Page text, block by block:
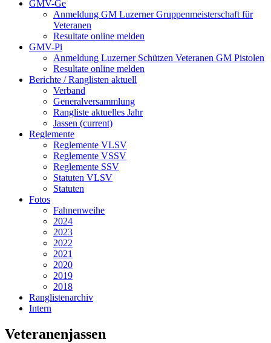
GMV-Ge
Anmeldung GM Luzerner Gruppenmeisterschaft für
Veteranen
Resultate online melden
GMV-Pi
Anmeldung Luzerner Schützen Veteranen GM Pistolen
Resultate online melden
Berichte / Ranglisten aktuell
Verband
Generalversammlung
Rangliste aktuelles Jahr
Jassen (current)
Reglemente
Reglemente VLSV
Reglemente VSSV
Reglemente SSV
Statuten VLSV
Statuten
Fotos
Fahnenweihe
2024
2023
2022
2021
2020
2019
2018
Ranglistenarchiv
Intern
Veteranenjassen